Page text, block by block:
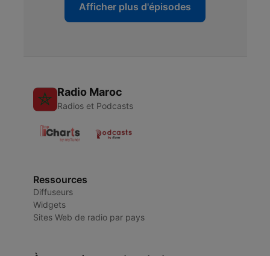
Afficher plus d'épisodes
Radio Maroc
Radios et Podcasts
Ressources
Diffuseurs
Widgets
Sites Web de radio par pays